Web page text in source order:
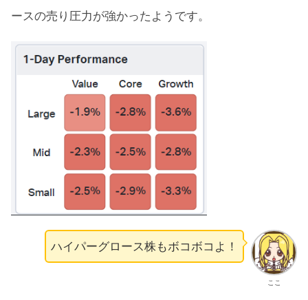
ースの売り圧力が強かったようです。
ここ
ハイパーグロース株もボコボコよ！